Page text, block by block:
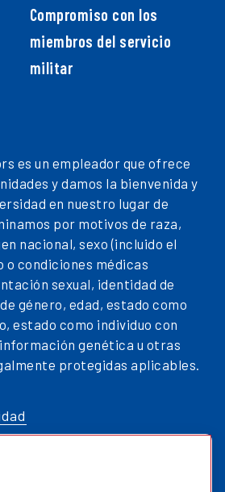
Compromiso con los
miembros del servicio
militar
es un empleador que ofrece
y damos la bienvenida y
en nuestro lugar de
por motivos de raza,
nacional, sexo (incluido el
condiciones médicas
sexual, identidad de
género, edad, estado como
estado como individuo con
genética u otras
protegidas aplicables.